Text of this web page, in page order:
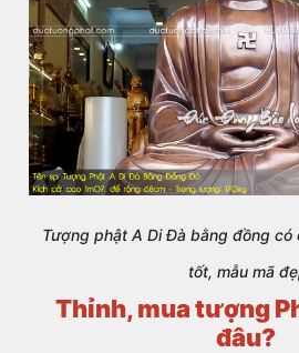
Tượng phật A Di Đà bằng đồng có
tốt, mẫu mã
Thỉnh, mua tượng
đâu?